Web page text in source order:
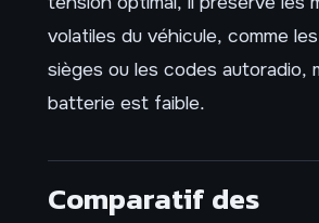
volatiles du véhicule, comme
sièges ou les codes autoradio,
batterie est faible.
Comparatif des